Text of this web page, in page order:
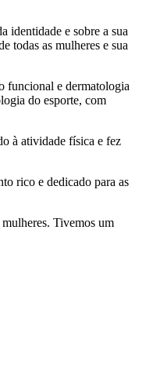
identidade e sobre a sua
todas as mulheres e sua
funcional e dermatologia
do esporte, com
à atividade física e fez
rico e dedicado para as
Tivemos um